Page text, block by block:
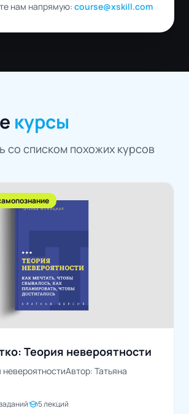
нам напрямую: course@xskill.com
курсы
со списком похожих курсов
Теория невероятности
невероятностиАвтор: Татьяна
school5 лекций